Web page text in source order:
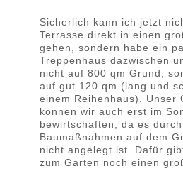
Sicherlich kann ich jetzt
Terrasse direkt in einen
gehen, sondern habe ein
Treppenhaus dazwischen
nicht auf 800 qm Grund,
auf gut 120 qm (lang und
einem Reihenhaus). Unser
können wir auch erst im
bewirtschaften, da es
Baumaßnahmen auf dem
nicht angelegt ist. Dafür
zum Garten noch einen